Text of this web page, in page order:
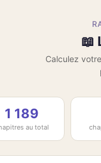
📖
Calculez
1 189
au total